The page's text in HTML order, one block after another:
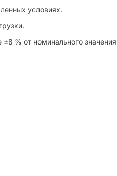
условиях.
% от номинального